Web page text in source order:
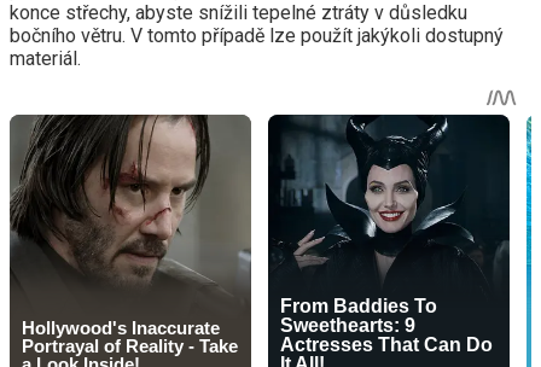
konce střechy, abyste snížili tepelné ztráty v důsledku
bočního větru. V tomto případě lze použít jakýkoli dostupný
materiál.